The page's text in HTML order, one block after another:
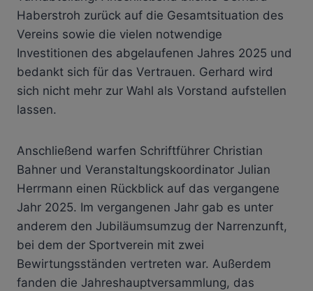
Haberstroh zurück auf die Gesamtsituation des
Vereins sowie die vielen notwendige
Investitionen des abgelaufenen Jahres 2025 und
bedankt sich für das Vertrauen. Gerhard wird
sich nicht mehr zur Wahl als Vorstand aufstellen
lassen.
Anschließend warfen Schriftführer Christian
Bahner und Veranstaltungskoordinator Julian
Herrmann einen Rückblick auf das vergangene
Jahr 2025. Im vergangenen Jahr gab es unter
anderem den Jubiläumsumzug der Narrenzunft,
bei dem der Sportverein mit zwei
Bewirtungsständen vertreten war. Außerdem
fanden die Jahreshauptversammlung, das